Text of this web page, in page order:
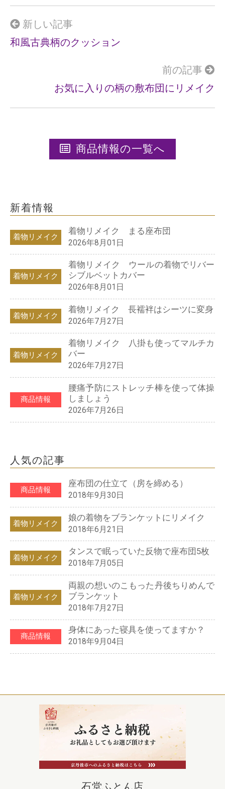
o
o
k
新しい記事
和風古典柄のクッション
前の記事
お気に入りの柄の敷布団にリメイク
商品情報の一覧へ
新着情報
着物リメイク
着物リメイク まる座布団
2026年8月01日
着物リメイク
着物リメイク ウールの着物でリバー
シブルベットカバー
2026年8月01日
着物リメイク
着物リメイク 長襦袢はシーツに変身
2026年7月27日
着物リメイク
着物リメイク 八掛も使ってマルチカ
バー
2026年7月27日
商品情報
腰痛予防にストレッチ棒を使って体操
しましょう
2026年7月26日
人気の記事
商品情報
座布団の仕立て（房を締める）
2018年9月30日
着物リメイク
娘の着物をブランケットにリメイク
2018年6月21日
着物リメイク
タンスで眠っていた反物で座布団5枚
2018年7月05日
着物リメイク
両親の想いのこもった丹後ちりめんで
ブランケット
2018年7月27日
商品情報
身体にあった寝具を使ってますか？
2018年9月04日
石堂ふとん店